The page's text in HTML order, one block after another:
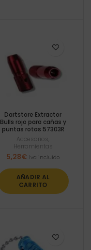
Dartstore Extractor
Bulls rojo para cañas y
puntas rotas 57303R
Accesorios
Herramientas
5,28€ Iva incluido
AÑADIR AL
CARRITO